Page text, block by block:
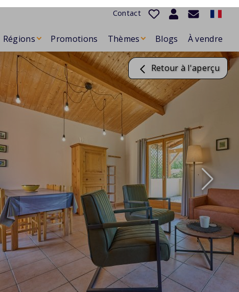
Contact
Régions Promotions Thèmes Blogs À vendre
Retour à l'aperçu